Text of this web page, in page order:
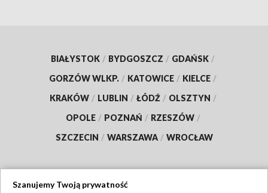
BIAŁYSTOK / BYDGOSZCZ / GDAŃSK /
GORZÓW WLKP. / KATOWICE / KIELCE /
KRAKÓW / LUBLIN / ŁÓDŹ / OLSZTYN /
OPOLE / POZNAŃ / RZESZÓW /
SZCZECIN / WARSZAWA / WROCŁAW
Szanujemy Twoją prywatność